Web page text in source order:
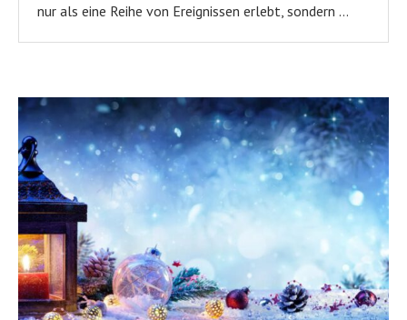
nur als eine Reihe von Ereignissen erlebt, sondern …